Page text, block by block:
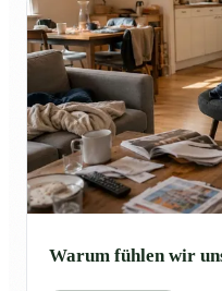
Warum fühlen wir